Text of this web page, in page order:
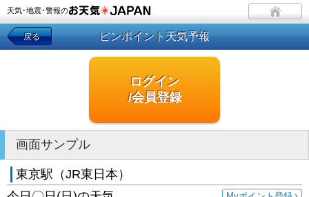
天気･地震･警報の
戻る ピンポイント天気予報
ログイン
/会員登録
画面サンプル
東京駅（JR東日本）